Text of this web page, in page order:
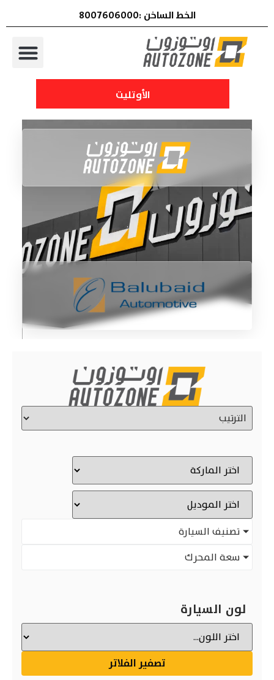
الخط الساخن :8007606000
الأوتليت
تصنيف السيارة
سعة المحرك
لون السيارة
تصفير الفلاتر